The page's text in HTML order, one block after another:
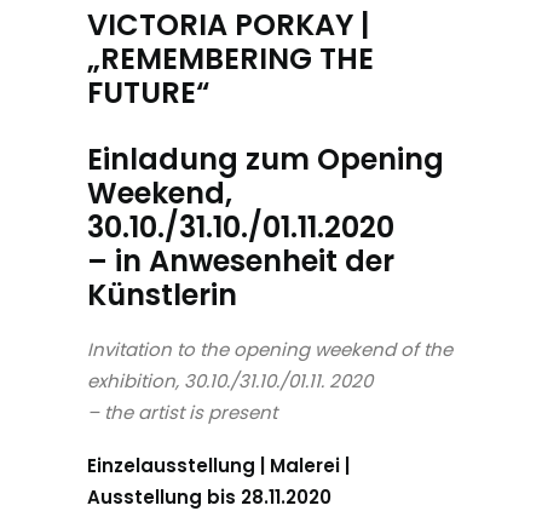
VICTORIA PORKAY |
„REMEMBERING THE
FUTURE“
Einladung zum Opening
Weekend,
30.10./31.10./01.11.2020
– in Anwesenheit der
Künstlerin
Invitation to the opening weekend of the
exhibition, 30.10./31.10./01.11. 2020
– the artist is present
Einzelausstellung | Malerei |
Ausstellung bis 28.11.2020